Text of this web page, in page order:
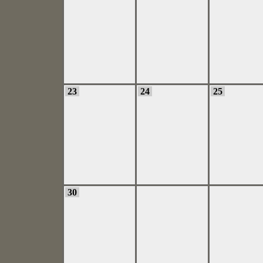
23 24 25
30